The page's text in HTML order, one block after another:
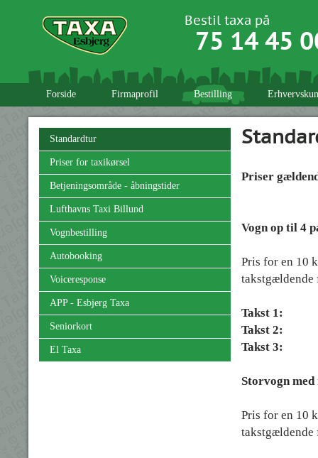
Bestil taxa på
75 14 45
Forside Firmaprofil Bestilling
Standardtur
Priser for taxikørsel
Betjeningsområde - åbningstider
Lufthavns Taxi Billund
Vognbestilling
Autobooking
Voiceresponse
APP - Esbjerg Taxa
Seniorkort
El Taxa
Priser
Vogn op til 4
Pris for en 10
takstgældende
Takst 1:
Takst 2:
Takst 3:
Storvogn med
Pris for en 10
takstgældende